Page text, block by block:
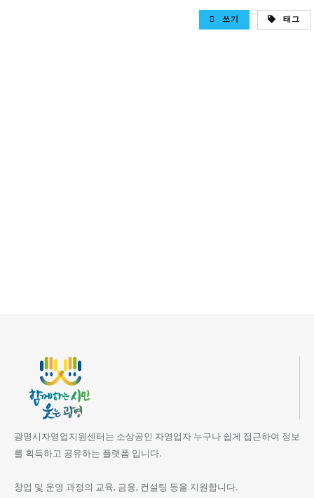
쓰기 태그
광명시자영업지원센터는 소상공인 자영업자 누구나 쉽게 접근하여 정보
를 획득하고 공유하는 플랫폼 입니다.
창업 및 운영 과정의 교육, 금융, 컨설팅 등을 지원합니다.